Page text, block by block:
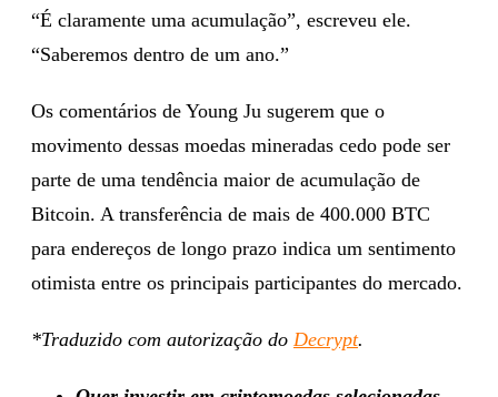
“É claramente uma acumulação”, escreveu ele.
“Saberemos dentro de um ano.”
Os comentários de Young Ju sugerem que o
movimento dessas moedas mineradas cedo pode ser
parte de uma tendência maior de acumulação de
Bitcoin. A transferência de mais de 400.000 BTC
para endereços de longo prazo indica um sentimento
otimista entre os principais participantes do mercado.
*Traduzido com autorização do Decrypt.